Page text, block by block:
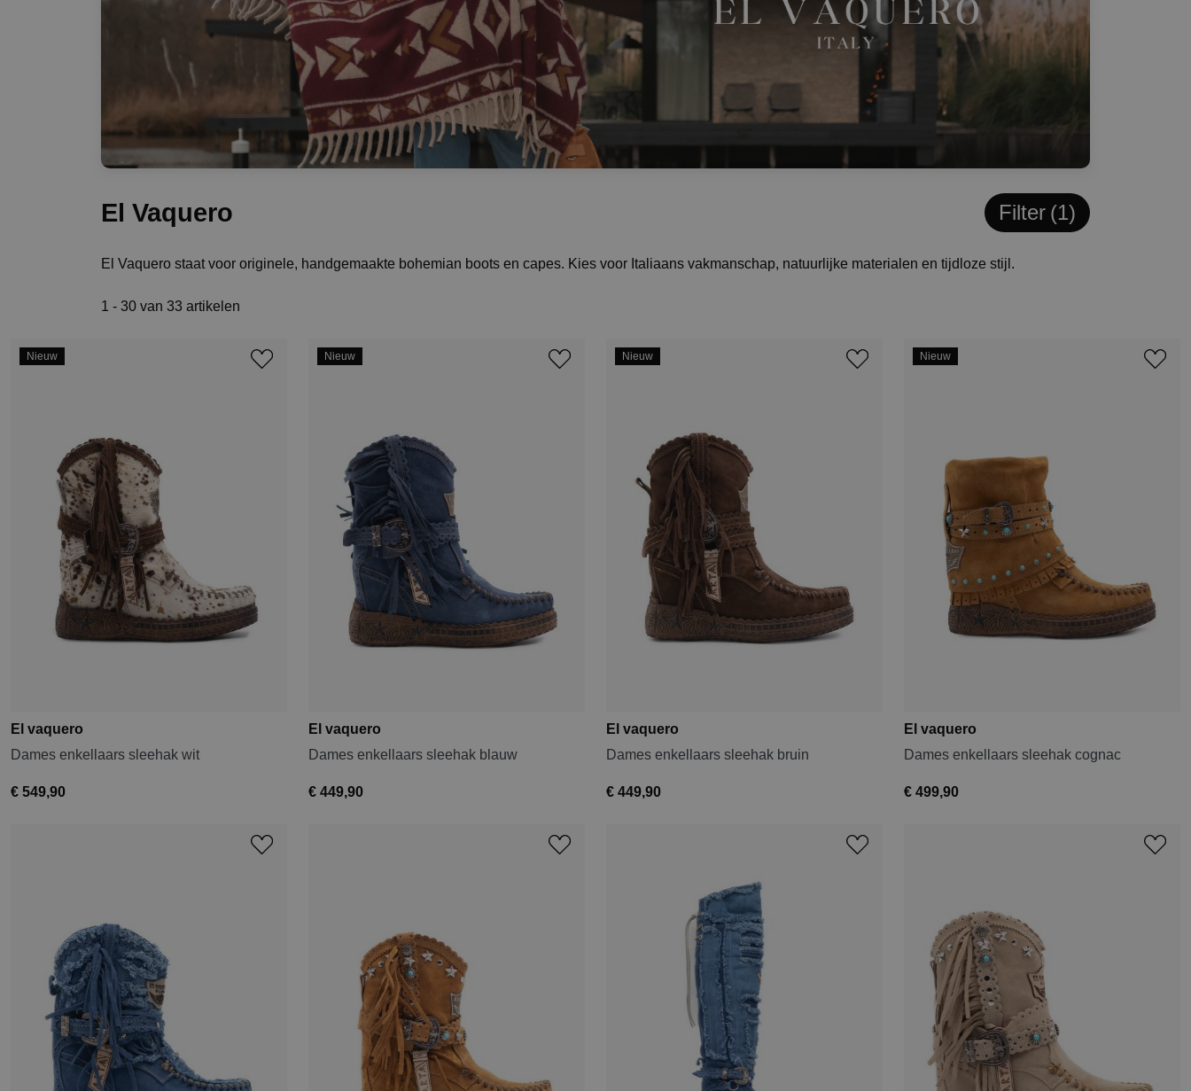
El Vaquero Filter 1
El Vaquero staat voor originele, handgemaakte bohemian boots en capes. Kies voor Italiaans vakmanschap, natuurlijke materialen en tijdloze stijl.
1 - 30 van 33 artikelen
Nieuw
El vaquero
Dames enkellaars sleehak wit
€ 549,90
Nieuw
El vaquero
Dames enkellaars sleehak blauw
€ 449,90
Nieuw
El vaquero
Dames enkellaars sleehak bruin
€ 449,90
Nieuw
El vaquero
Dames enkellaars sleehak cognac
€ 499,90